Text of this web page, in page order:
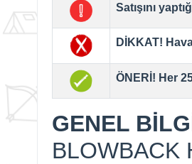
Satışını
DİKKAT!
ÖNERİ! Her
GENEL
BLOWBACK